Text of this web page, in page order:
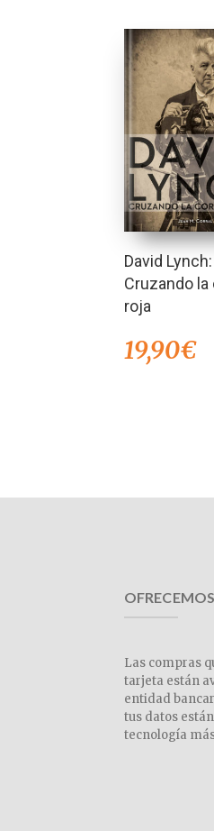
David Lynch:
Cruzando la
roja
19,90€
Las compras
tarjeta están
entidad
tus datos
tecnología